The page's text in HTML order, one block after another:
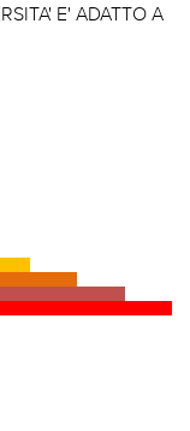
E' ADATTO A